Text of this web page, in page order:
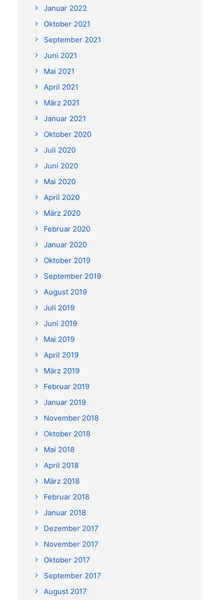
Januar 2022
Oktober 2021
September 2021
Juni 2021
Mai 2021
April 2021
März 2021
Januar 2021
Oktober 2020
Juli 2020
Juni 2020
Mai 2020
April 2020
März 2020
Februar 2020
Januar 2020
Oktober 2019
September 2019
August 2019
Juli 2019
Juni 2019
Mai 2019
April 2019
März 2019
Februar 2019
Januar 2019
November 2018
Oktober 2018
Mai 2018
April 2018
März 2018
Februar 2018
Januar 2018
Dezember 2017
November 2017
Oktober 2017
September 2017
August 2017